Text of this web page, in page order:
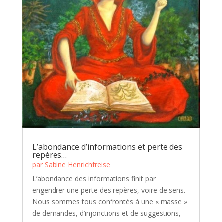
L’abondance d’informations et perte des
repères…
par Sabine Henrichfreise
L’abondance des informations finit par
engendrer une perte des repères, voire de sens.
Nous sommes tous confrontés à une « masse »
de demandes, d’injonctions et de suggestions,